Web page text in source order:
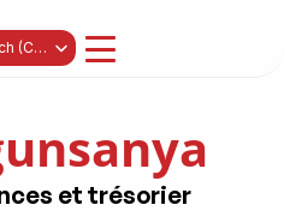
Language
French (Canada)
et trésorier